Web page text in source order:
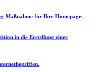
Maßnahme für Ihre Homepage.
in die Erstellung einer